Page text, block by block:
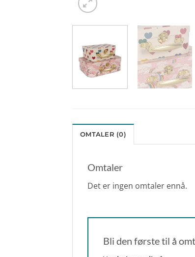
OMTALER (0)
Omtaler
Det er ingen omtaler ennå.
Bli den første til å